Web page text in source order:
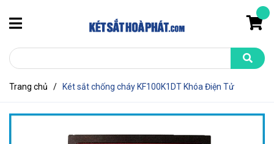
Trang chủ / Két sắt chống cháy KF100K1DT Khóa Điện Tử